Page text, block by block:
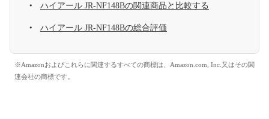
ハイアール JR-NF148Bの関連商品と比較する
ハイアール JR-NF148Bの総合評価
※Amazonおよびこれらに関連するすべての商標は、Amazon.com, Inc.又はその関
連会社の商標です。